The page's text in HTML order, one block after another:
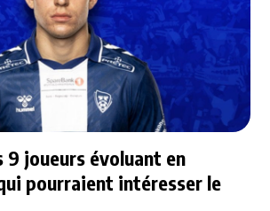
9 joueurs évoluant en
pourraient intéresser le